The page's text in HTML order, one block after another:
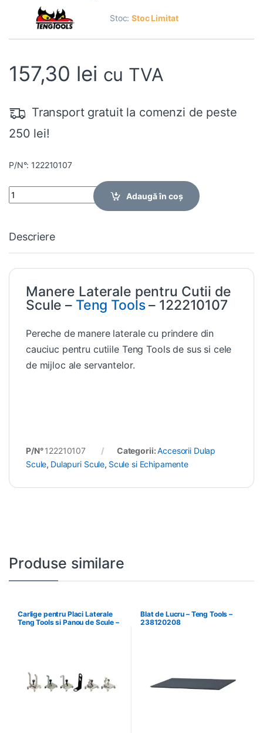
Stoc:Stoc Limitat
157,30 lei cu TVA
Transport gratuit la comenzi de peste
250 lei!
P/N°: 122210107
Quantity
Adaugă în coș
Descriere
Manere Laterale pentru Cutii de
Scule – Teng Tools– 122210107
Pereche de manere laterale cu prindere din
cauciuc pentru cutiile Teng Tools de sus si cele
de mijloc ale servantelor.
P/N°122210107 Categorii:Accesorii Dulap
Scule, Dulapuri Scule, Scule si Echipamente
Produse similare
Carlige pentru Placi Laterale
Teng Tools si Panou de Scule –
Blat de Lucru – Teng Tools –
238120208